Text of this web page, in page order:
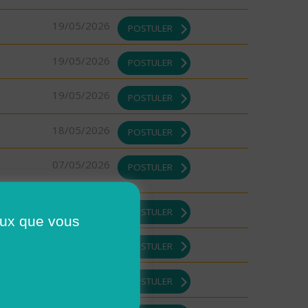
19/05/2026 POSTULER
19/05/2026 POSTULER
19/05/2026 POSTULER
18/05/2026 POSTULER
07/05/2026 POSTULER
POSTULER
POSTULER
POSTULER
que vous